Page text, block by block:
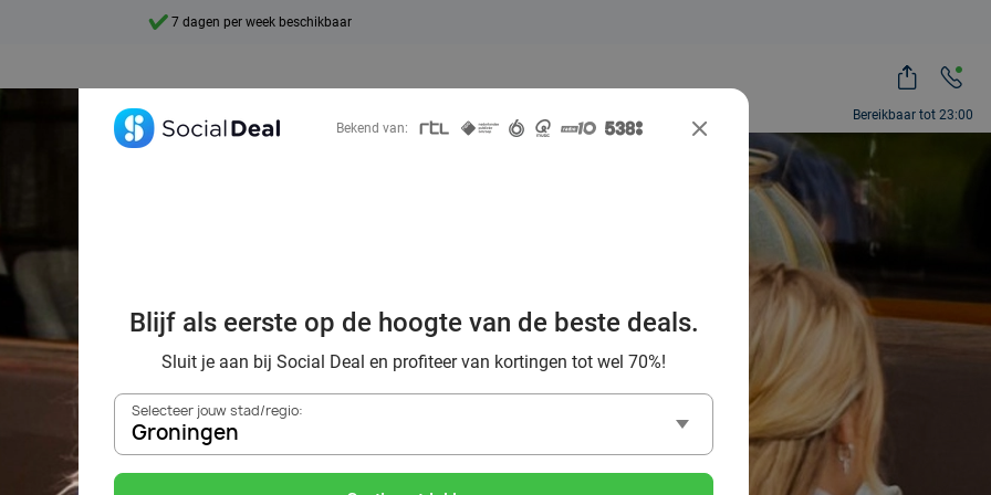
Bereikbaar tot 23:00
10+ miljoen leden
Ontdek 15.000+ deals
eten bij Bregje in
via Social Deal
Bekend van:
Blijf als eerste op de hoogte van de beste deals.
Sluit je aan bij Social Deal en profiteer van kortingen tot wel 70%!
Selecteer jouw stad/regio:
Groningen